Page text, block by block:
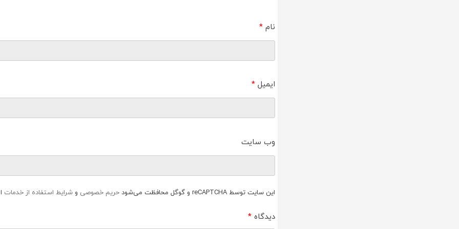
نام*
ایمیل*
وب‌ سایت
این سایت توسط reCAPTCHA و گوگل محافظت می‌شود حریم خصوصی وشرایط استفاده از خدمات
دیدگاه*